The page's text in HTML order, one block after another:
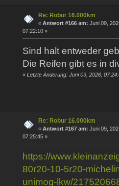
Re: Robur 16.000km
« Antwort #166 am: Juni 09,
07:22:10 »
Sind halt entweder
Die Reifen gibt es in
« Letzte Änderung: Juni 09, 2026,
Re: Robur 16.000km
« Antwort #167 am: Juni 09,
07:25:45 »
https://
80r20-10-5r20-
unimog-lkw/